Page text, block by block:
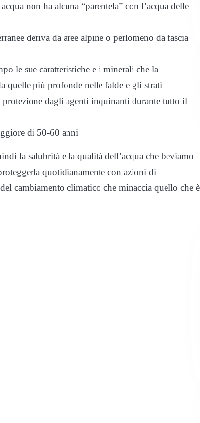
non ha alcuna “parentela” con l’acqua delle
deriva da aree alpine o perlomeno da fascia
le sue caratteristiche e i minerali che la
quelle più profonde nelle falde e gli strati
dagli agenti inquinanti durante tutto il
di 50-60 anni
la salubrità e la qualità dell’acqua che beviamo
quotidianamente con azioni di
cambiamento climatico che minaccia quello che è